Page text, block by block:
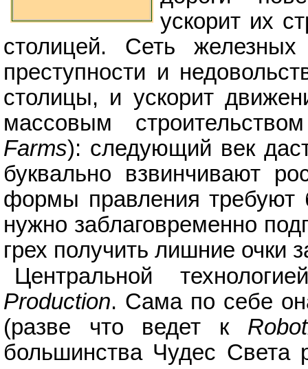
ускорит их
столицей. Сеть
преступности и
столицы, и ускорит
массовым
Farms): следующий век
буквально взвинчивают
формы правления требуют
нужно заблаговременно
грех получить лишние очки
Центральной
Production. Сама по себе
(разве что ведет к
большинства Чудес Света